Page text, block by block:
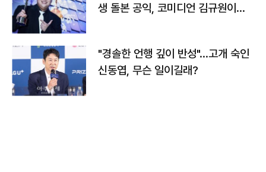
생 돌본 공익, 코미디언 김규원이었
"경솔한 언행 깊이 반성"…고개 숙인
신동엽, 무슨 일이길래?